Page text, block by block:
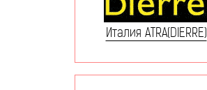
Италия ATRA(DIERRE)